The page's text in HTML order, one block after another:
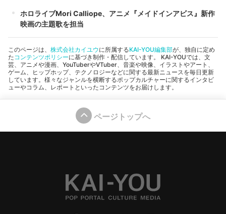
ホロライブMori Calliope、アニメ『メイドインアビス』新作
映画の主題歌を担当
このページは、 株式会社カイユウに所属するKAI-YOU編集部が、独自に定め
たコンテンツポリシーに基づき制作・配信しています。 KAI-YOUでは、文
芸、アニメや漫画、YouTuberやVTuber、音楽や映像、イラストやアート、
ゲーム、ヒップホップ、テクノロジーなどに関する最新ニュースを毎日更新
しています。様々なジャンルを横断するポップカルチャーに関するインタビ
ューやコラム、レポートといったコンテンツをお届けします。
ページトップへ